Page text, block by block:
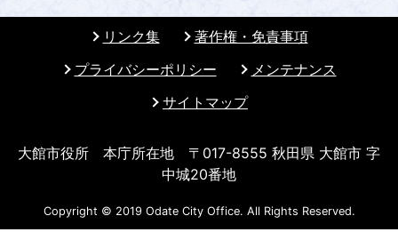
リンク集
著作権・免責事項
プライバシーポリシー
メンテナンス
サイトマップ
大館市役所 本庁所在地 〒017-8555 秋田県 大館市 字
中城20番地
Copyright © 2019 Odate City Office. All Rights Reserved.